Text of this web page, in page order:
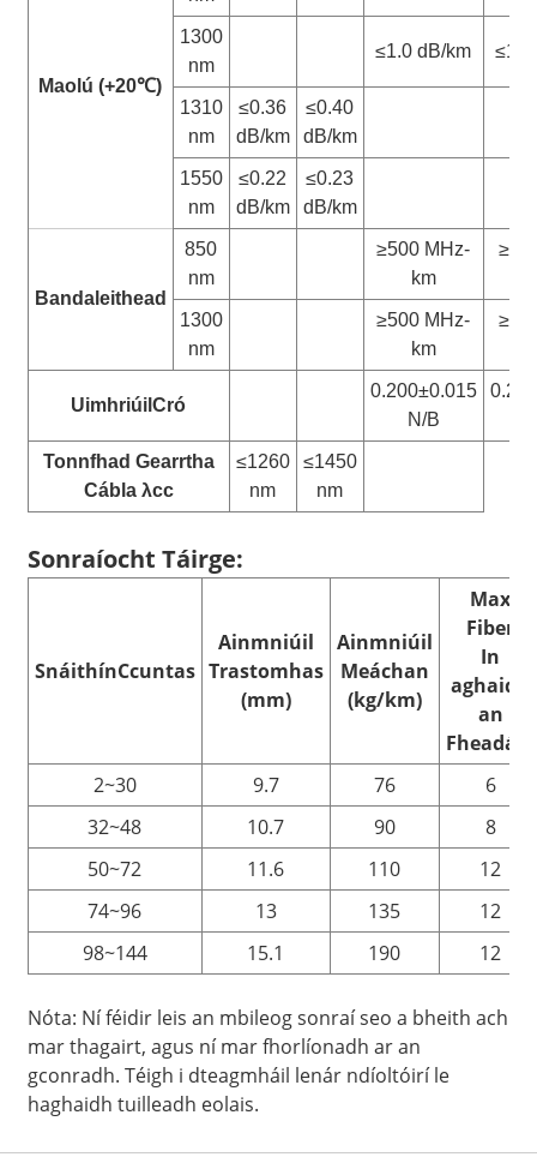
Maolú (+20℃)
1300
nm
≤1.0 dB/km ≤1.0
1310
nm
≤0.36
dB/km
≤0.40
dB/km
1550
nm
≤0.22
dB/km
≤0.23
dB/km
Bandaleithead
850
nm
≥500 MHz-
km
1300
nm
≥500 MHz-
km
UimhriúilCró
0.200±0.015
N/B
Tonnfhad Gearrtha
Cábla λcc
≤1260
nm
≤1450
nm
Sonraíocht Táirge:
SnáithínCcuntas
Ainmniúil
Trastomhas
(mm)
Ainmniúil
Meáchan
(kg/km)
Max
Fiber
In
aghaidh
an
Fheadáin
2~30
9.7 76
6
32~48
10.7 90
8
50~72
11.6 110
12
74~96
13 135
12
98~144
15.1 190 12
Nóta: Ní féidir leis an mbileog sonraí seo a bheith ach
mar thagairt, agus ní mar fhorlíonadh ar an
gconradh. Téigh i dteagmháil lenár ndíoltóirí le
haghaidh tuilleadh eolais.